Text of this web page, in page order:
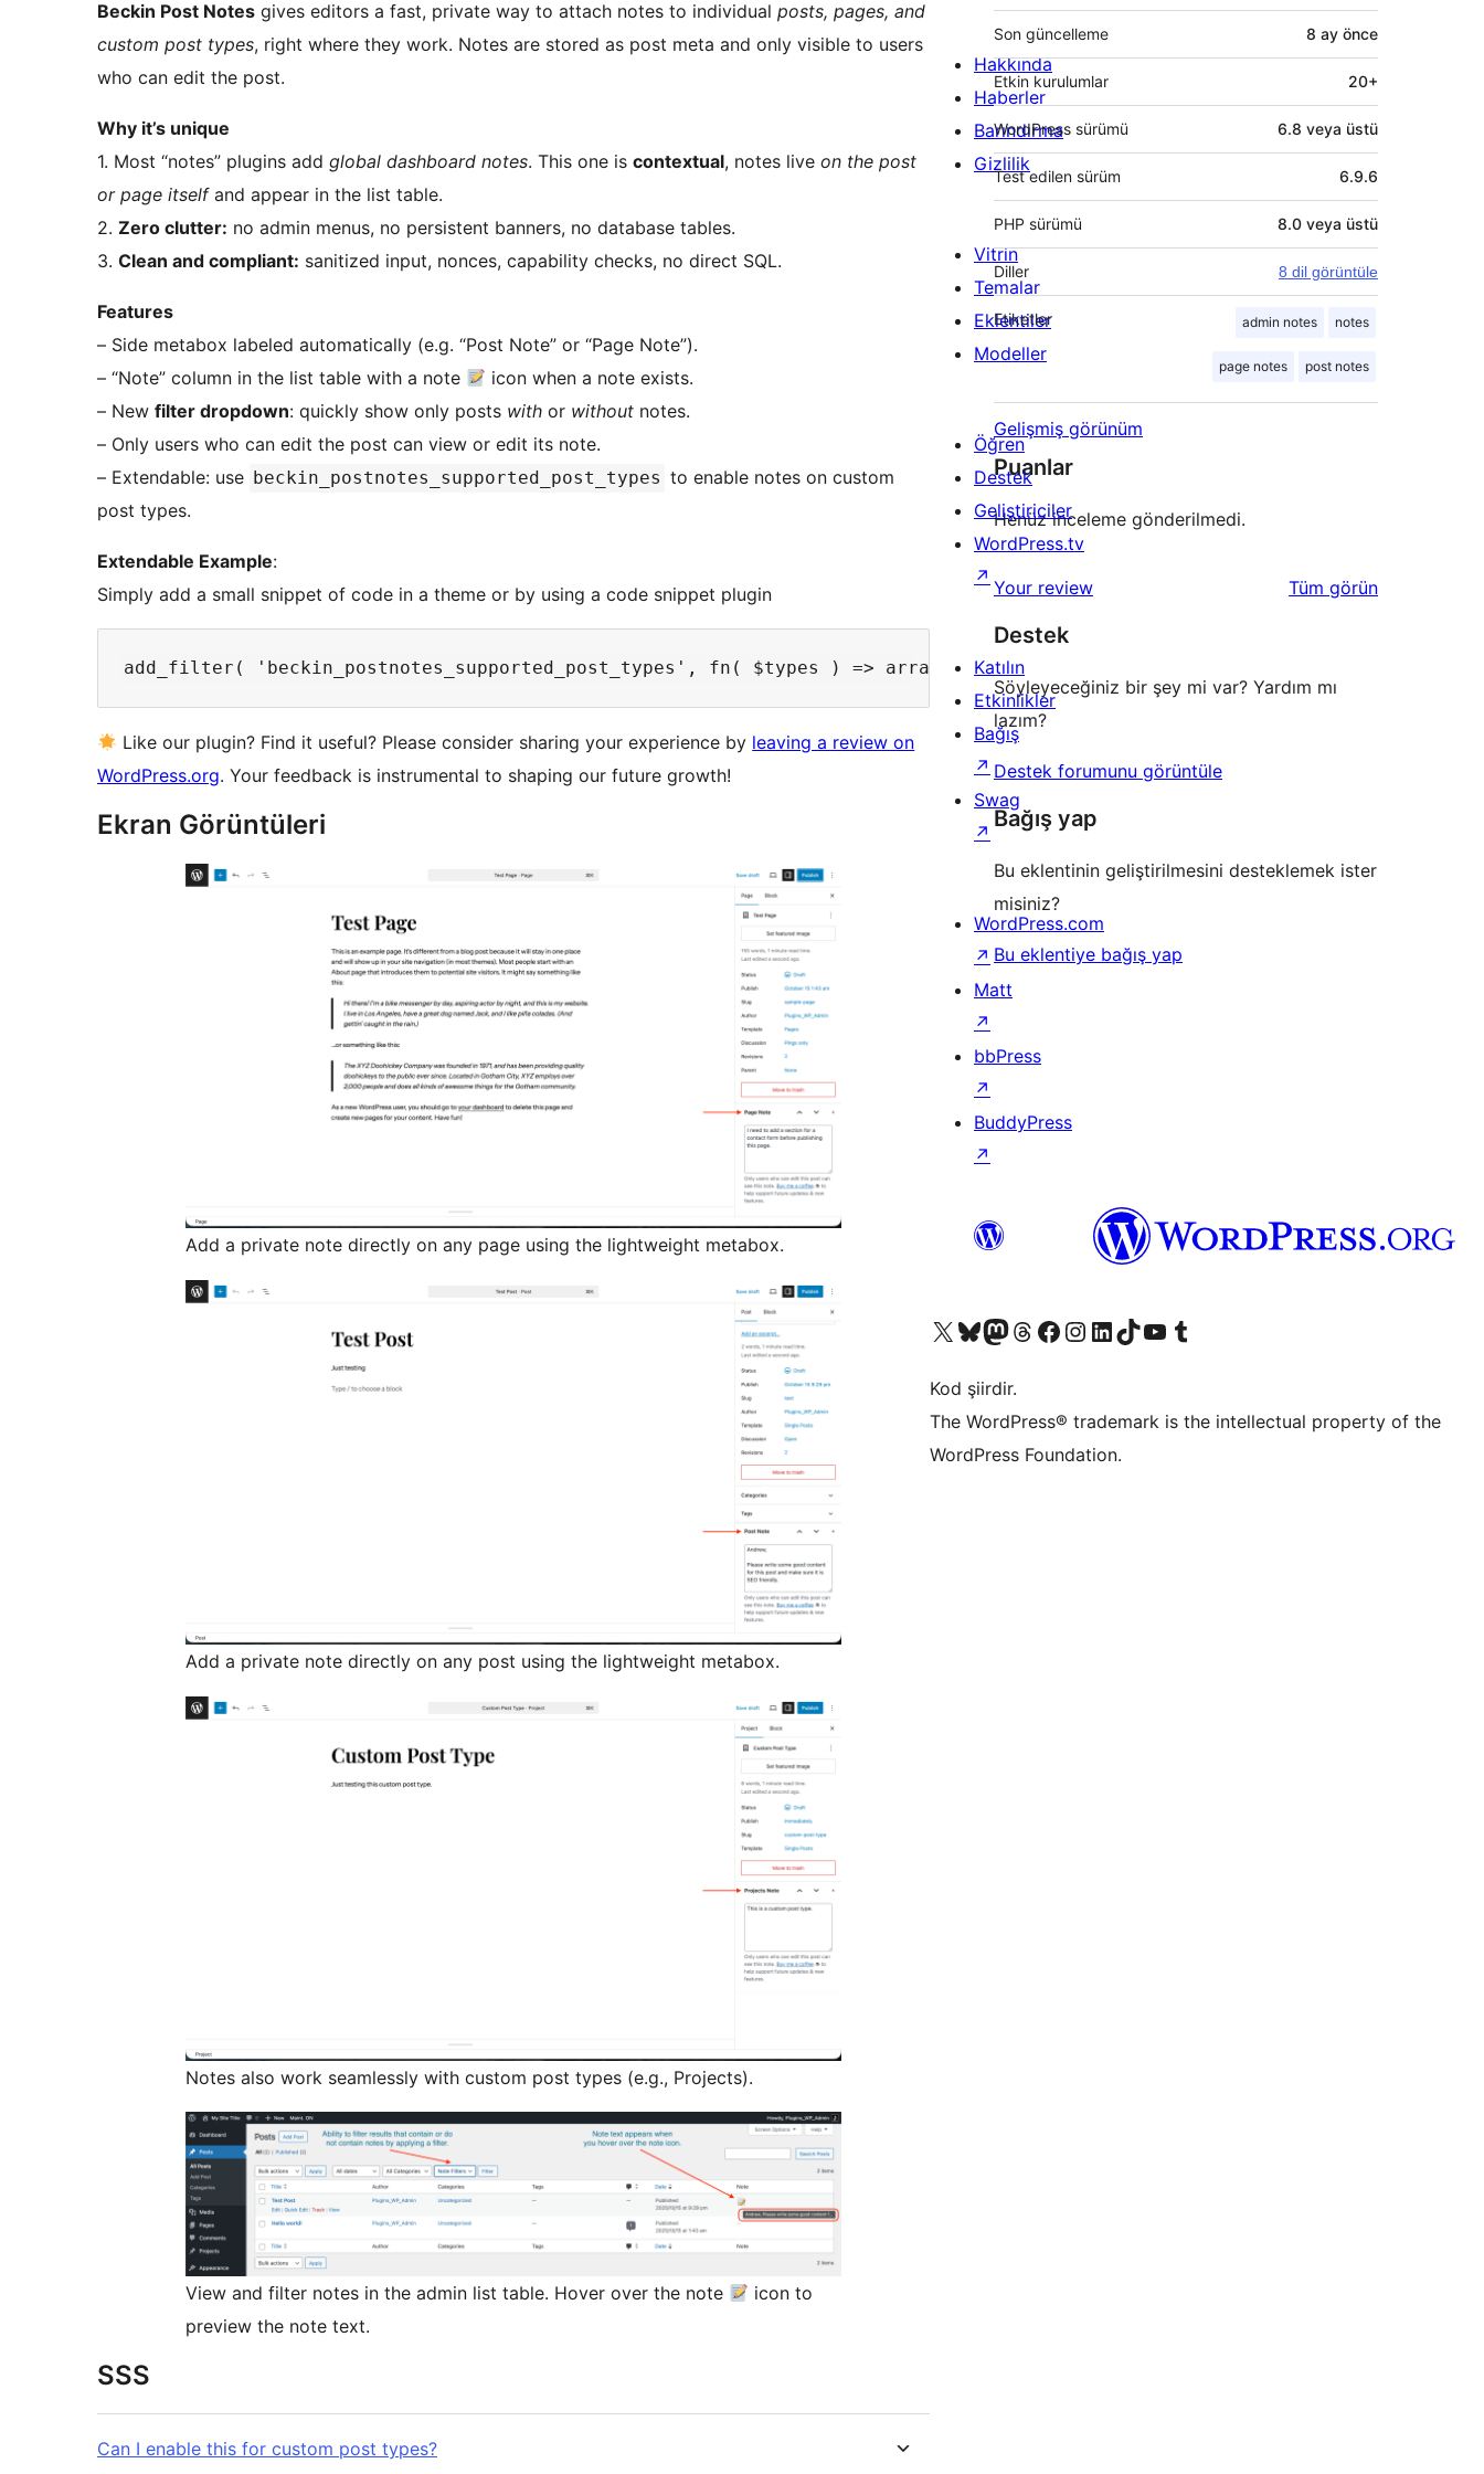
Beckin Post Notes gives editors a fast, private way to attach notes to individual posts, pages, and
custom post types, right where they work. Notes are stored as post meta and only visible to users
who can edit the post.
Why it’s unique
1. Most “notes” plugins add global dashboard notes. This one is contextual, notes live on the post
or page itselfand appear in the list table.
2. Zero clutter: no admin menus, no persistent banners, no database tables.
3. Clean and compliant: sanitized input, nonces, capability checks, no direct SQL.
Features
– Side metabox labeled automatically (e.g. “Post Note” or “Page Note”).
– “Note” column in the list table with a note
icon when a note exists.
– New filter dropdown: quickly show only posts with or without notes.
– Only users who can edit the post can view or edit its note.
– Extendable: use beckin_postnotes_supported_post_types to enable notes on custom
post types.
Extendable Example:
Simply add a small snippet of code in a theme or by using a code snippet plugin
Like our plugin? Find it useful? Please consider sharing your experience by leaving a review on
WordPress.org. Your feedback is instrumental to shaping our future growth!
Ekran Görüntüleri
Add a private note directly on any page using the lightweight metabox.
Add a private note directly on any post using the lightweight metabox.
Notes also work seamlessly with custom post types (e.g., Projects).
View and filter notes in the admin list table. Hover over the note
icon to
preview the note text.
SSS
Can I enable this for custom post types?
Son güncelleme 8 ay önce
Etkin kurulumlar 20+
WordPress sürümü 6.8 veya üstü
Test edilen sürüm 6.9.6
PHP sürümü 8.0 veya üstü
Diller 8 dil görüntüle
Etiketler admin notes notes
page notes post notes
Gelişmiş görünüm
Puanlar
Henüz inceleme gönderilmedi.
Your review Tüm değerlendirmeleri
görün
Destek
Söyleyeceğiniz bir şey mi var? Yardım mı
lazım?
Destek forumunu görüntüle
Bağış yap
Bu eklentinin geliştirilmesini desteklemek ister
misiniz?
Bu eklentiye bağış yap
Hakkında
Haberler
Barındırma
Gizlilik
Vitrin
Temalar
Eklentiler
Modeller
Öğren
Destek
Geliştiriciler
WordPress.tv
↗
Katılın
Etkinlikler
Bağış
↗
Swag
↗
WordPress.com
↗
Matt
↗
bbPress
↗
BuddyPress
↗
X (eski Twitter) hesabımıza bakın
Bluesky hesabımızı ziyaret edinMastodon hesabımızı ziyaret edinThreads hesabımızı ziyaret edinFacebook sayfamızı ziyaret edinInstagram hesabımızı ziyaret edinLinkedIn hesabımızı ziyaret edinTikTok hesabımızı ziyaret edinYouTube kanalımızı ziyaret edinTumblr hesabımızı ziyaret edin
Kod şiirdir.
The WordPress® trademark is the intellectual property of the
WordPress Foundation.